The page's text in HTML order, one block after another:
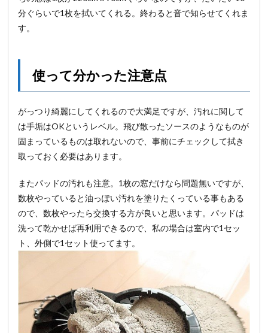
分ぐらいで1枚を拭いてくれる。終わると音で知らせてくれま
す。
使って分かった注意点
がっつり綺麗にしてくれるので大満足ですが、汚れに関して
は手垢はOKというレベル。飛び散ったソースのようなものが
固まっているものは取れないので、事前にチェックして拭き
取っておく必要はあります。
またパッドの汚れも注意。1枚の窓だけなら問題無いですが、
数枚やっていると油っぽい汚れを塗りたくっている事もある
ので、数枚やったら交換する方が良いと思います。パッドは
洗って乾かせば再利用できるので、私の場合は室内で1セッ
ト、外側で1セット使ってます。